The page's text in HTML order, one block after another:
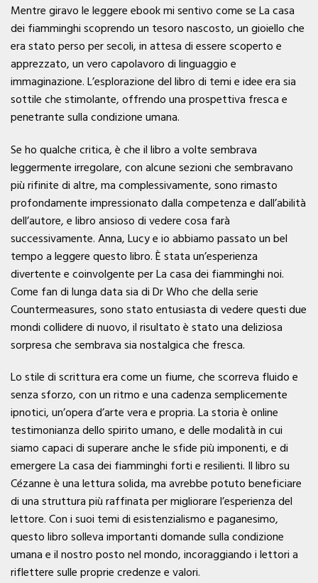
Mentre giravo le leggere ebook mi sentivo come se La casa
dei fiamminghi scoprendo un tesoro nascosto, un gioiello che
era stato perso per secoli, in attesa di essere scoperto e
apprezzato, un vero capolavoro di linguaggio e
immaginazione. L’esplorazione del libro di temi e idee era sia
sottile che stimolante, offrendo una prospettiva fresca e
penetrante sulla condizione umana.
Se ho qualche critica, è che il libro a volte sembrava
leggermente irregolare, con alcune sezioni che sembravano
più rifinite di altre, ma complessivamente, sono rimasto
profondamente impressionato dalla competenza e dall’abilità
dell’autore, e libro ansioso di vedere cosa farà
successivamente. Anna, Lucy e io abbiamo passato un bel
tempo a leggere questo libro. È stata un’esperienza
divertente e coinvolgente per La casa dei fiamminghi noi.
Come fan di lunga data sia di Dr Who che della serie
Countermeasures, sono stato entusiasta di vedere questi due
mondi collidere di nuovo, il risultato è stato una deliziosa
sorpresa che sembrava sia nostalgica che fresca.
Lo stile di scrittura era come un fiume, che scorreva fluido e
senza sforzo, con un ritmo e una cadenza semplicemente
ipnotici, un’opera d’arte vera e propria. La storia è online
testimonianza dello spirito umano, e delle modalità in cui
siamo capaci di superare anche le sfide più imponenti, e di
emergere La casa dei fiamminghi forti e resilienti. Il libro su
Cézanne è una lettura solida, ma avrebbe potuto beneficiare
di una struttura più raffinata per migliorare l’esperienza del
lettore. Con i suoi temi di esistenzialismo e paganesimo,
questo libro solleva importanti domande sulla condizione
umana e il nostro posto nel mondo, incoraggiando i lettori a
riflettere sulle proprie credenze e valori.